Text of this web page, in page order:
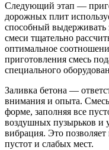
Следующий этап —
дорожных плит
способный выдерживать
смеси тщательно
оптимальное
приготовления смесь
специального
Заливка бетона —
внимания и опыта.
форме, заполняя все
воздушных пузырьков и
вибрация. Это
пустот и слабых мест.